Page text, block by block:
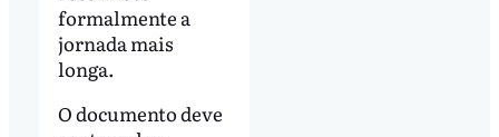
formalmente a
jornada mais
longa.
O documento deve